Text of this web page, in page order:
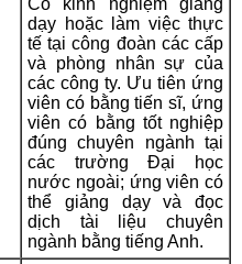
Có kinh nghiệm giảng
dạy hoặc làm việc thực
tế tại công đoàn các cấp
và phòng nhân sự của
các công ty. Ưu tiên ứng
viên có bằng tiến sĩ, ứng
viên có bằng tốt nghiệp
đúng chuyên ngành tại
các trường Đại học
nước ngoài; ứng viên có
thể giảng dạy và đọc
dịch tài liệu chuyên
ngành bằng tiếng Anh.